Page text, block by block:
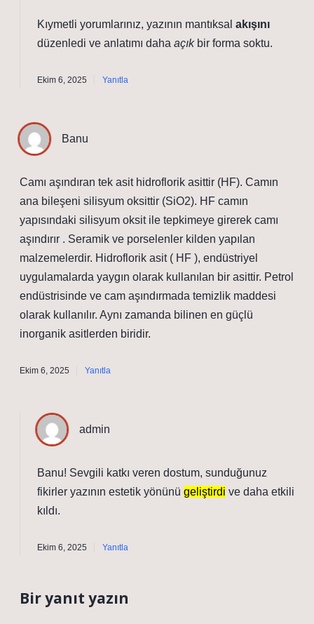
Kıymetli yorumlarınız, yazının mantıksal akışını
düzenledi ve anlatımı daha açıkbir forma soktu.
Ekim 6, 2025 Yanıtla
Banu
Camı aşındıran tek asit hidroflorik asittir (HF). Camın
ana bileşeni silisyum oksittir (SiO2). HF camın
yapısındaki silisyum oksit ile tepkimeye girerek camı
aşındırır . Seramik ve porselenler kilden yapılan
malzemelerdir. Hidroflorik asit ( HF ), endüstriyel
uygulamalarda yaygın olarak kullanılan bir asittir. Petrol
endüstrisinde ve cam aşındırmada temizlik maddesi
olarak kullanılır. Aynı zamanda bilinen en güçlü
inorganik asitlerden biridir.
Ekim 6, 2025 Yanıtla
admin
Banu! Sevgili katkı veren dostum, sunduğunuz
fikirler yazının estetik yönünü geliştirdi ve daha etkili
kıldı.
Ekim 6, 2025 Yanıtla
Bir yanıt yazın